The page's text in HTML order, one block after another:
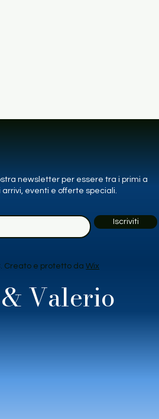
newsletter per essere tra i primi a
arrivi, eventi e offerte speciali.
Iscriviti
Creato e protetto daWix
Valerio